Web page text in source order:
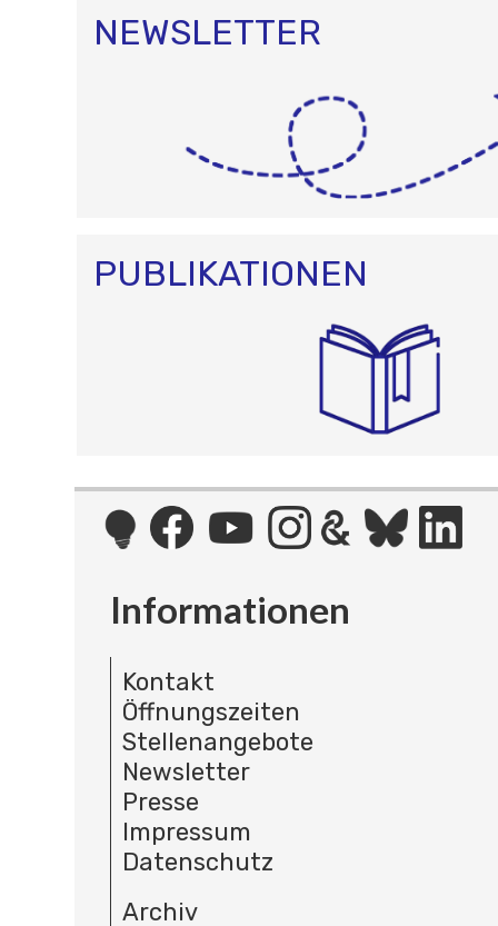
NEWSLETTER
PUBLIKATIONEN
Informationen
Kontakt
Öffnungszeiten
Stellenangebote
Newsletter
Presse
Impressum
Datenschutz
Archiv